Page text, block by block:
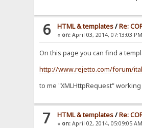
6 HTML & templates/Re:
« on: April 03, 2014, 07:13:03
On this page you can find a
http://www.rejetto.com/forum/
to me "XMLHttpRequest"
7 HTML & templates/Re:
« on: April 02, 2014, 05:09:05